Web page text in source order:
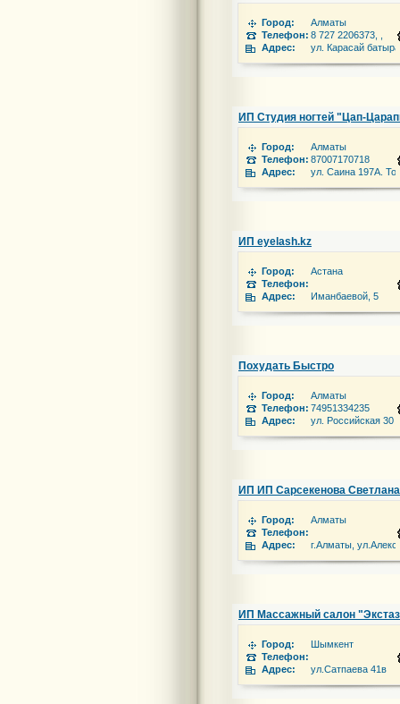
Город:
Алматы
Телефон: 8 727 2206373, ,
Адрес:
ул. Карасай
ИП Студия ногтей "Цап-
Город:
Алматы
Телефон: 87007170718
Адрес:
ул. Саина 197А.
ИП eyelash.kz
Город:
Астана
Телефон:
Адрес:
Иманбаевой, 5
Похудать Быстро
Город:
Алматы
Телефон: 74951334235
Адрес:
ул. Российская 30
ИП ИП Сарсекенова
Город:
Алматы
Телефон:
Адрес:
г.Алматы,
ИП Массажный салон
Город:
Шымкент
Телефон:
Адрес:
ул.Сатпаева 41в